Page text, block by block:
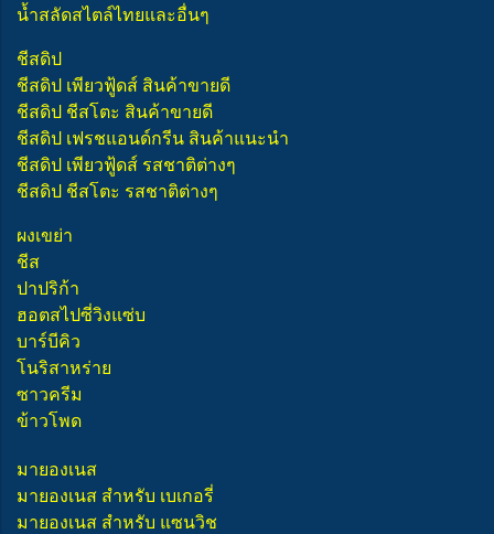
น้ำสลัดสไตล์ไทยและอื่นๆ
ชีสดิป
ชีสดิป เพียวฟู้ดส์ สินค้าขายดี
ชีสดิป ชีสโตะ สินค้าขายดี
ชีสดิป เฟรชแอนด์กรีน สินค้าแนะนำ
ชีสดิป เพียวฟู้ดส์ รสชาติต่างๆ
ชีสดิป ชีสโตะ รสชาติต่างๆ
ผงเขย่า
ชีส
ปาปริก้า
ฮอตสไปซี่วิงแซ่บ
บาร์บีคิว
โนริสาหร่าย
ซาวครีม
ข้าวโพด
มายองเนส
มายองเนส สำหรับ เบเกอรี่
มายองเนส สำหรับ แซนวิช